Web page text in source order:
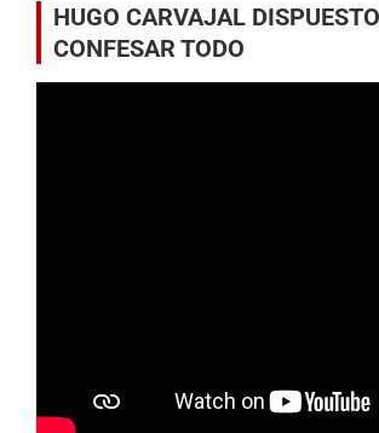
HUGO CARVAJAL
CONFESAR TODO